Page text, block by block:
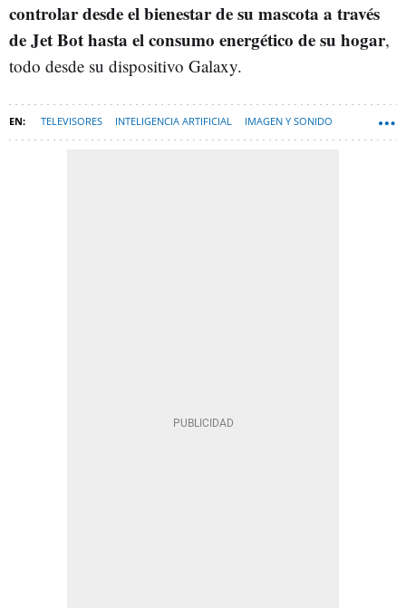
controlar desde el bienestar de su mascota a través
de Jet Bot hasta el consumo energético de su hogar,
todo desde su dispositivo Galaxy.
TELEVISORES INTELIGENCIA ARTIFICIAL IMAGEN Y SONIDO